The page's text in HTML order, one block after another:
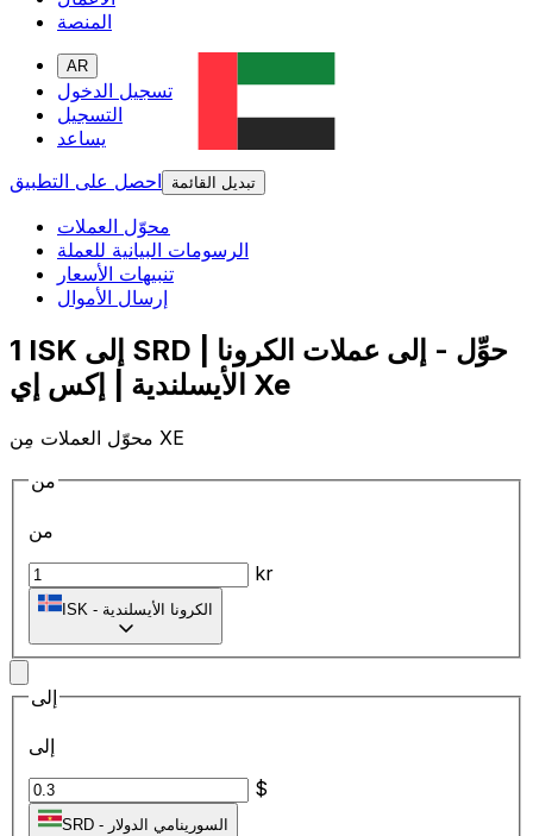
المنصة
AR
تسجيل الدخول
التسجيل
يساعد
احصل على التطبيق
تبديل القائمة
محوّل العملات
الرسومات البيانية للعملة
تنبيهات الأسعار
إرسال الأموال
1 ISK إلى SRD | حوِّل - إلى عملات الكرونا
الأيسلندية | إكس إي Xe
محوّل العملات مِن XE
من
من
kr
ISK - الكرونا الأيسلندية
إلى
إلى
$
SRD -